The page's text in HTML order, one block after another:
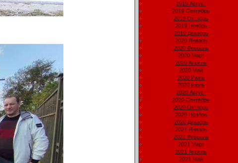
2019 Август
2019 Сентябрь
2019 Октябрь
2019 Ноябрь
2019 Декабрь
2020 Январь
2020 Февраль
2020 Март
2020 Апрель
2020 Май
2020 Июнь
2020 Июль
2020 Август
2020 Сентябрь
2020 Октябрь
2020 Ноябрь
2020 Декабрь
2021 Январь
2021 Февраль
2021 Март
2021 Апрель
2021 Май